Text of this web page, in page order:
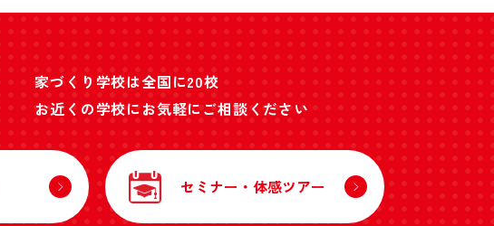
家づくり学校は全国に20校
お近くの学校にお気軽にご相談ください
セミナー・体感ツアー